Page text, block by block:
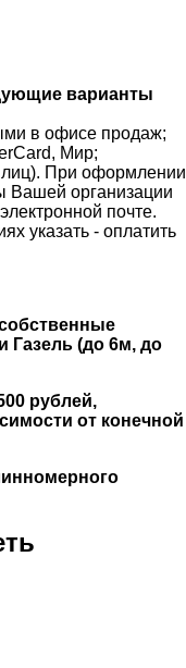
варианты
в офисе продаж;
Мир;
лиц). При оформлении
Вашей организации
почте.
указать - оплатить
Газель (до 6м, до
рублей,
от конечной